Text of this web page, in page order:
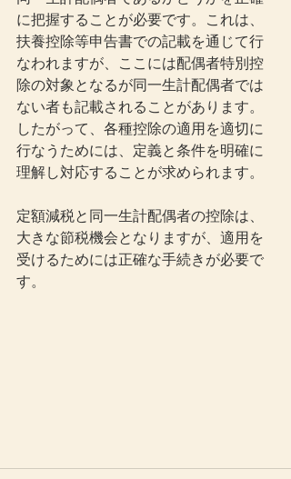
に把握することが必要です。これは、
扶養控除等申告書での記載を通じて行
なわれますが、ここには配偶者特別控
除の対象となるが同一生計配偶者では
ない者も記載されることがあります。
したがって、各種控除の適用を適切に
行なうためには、定義と条件を明確に
理解し対応することが求められます。
定額減税と同一生計配偶者の控除は、
大きな節税機会となりますが、適用を
受けるためには正確な手続きが必要で
す。